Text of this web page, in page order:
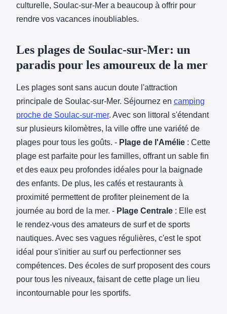
culturelle, Soulac-sur-Mer a beaucoup à offrir pour
rendre vos vacances inoubliables.
Les plages de Soulac-sur-Mer: un
paradis pour les amoureux de la mer
Les plages sont sans aucun doute l'attraction
principale de Soulac-sur-Mer. Séjournez en camping
proche de Soulac-sur-mer. Avec son littoral s'étendant
sur plusieurs kilomètres, la ville offre une variété de
plages pour tous les goûts. - Plage de l'Amélie : Cette
plage est parfaite pour les familles, offrant un sable fin
et des eaux peu profondes idéales pour la baignade
des enfants. De plus, les cafés et restaurants à
proximité permettent de profiter pleinement de la
journée au bord de la mer. - Plage Centrale : Elle est
le rendez-vous des amateurs de surf et de sports
nautiques. Avec ses vagues régulières, c'est le spot
idéal pour s'initier au surf ou perfectionner ses
compétences. Des écoles de surf proposent des cours
pour tous les niveaux, faisant de cette plage un lieu
incontournable pour les sportifs.